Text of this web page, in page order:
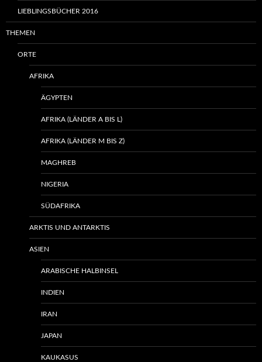
LIEBLINGSBÜCHER 2016
THEMEN
ORTE
AFRIKA
ÄGYPTEN
AFRIKA (LÄNDER A BIS L)
AFRIKA (LÄNDER M BIS Z)
MAGHREB
NIGERIA
SÜDAFRIKA
ARKTIS UND ANTARKTIS
ASIEN
ARABISCHE HALBINSEL
INDIEN
IRAN
JAPAN
KAUKASUS